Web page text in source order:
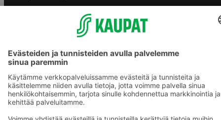
S-ostoslista -sovellus
Prisma.fi
Sokos.fi
S-Pankki
Yhteishyvä
Sokos Hotels